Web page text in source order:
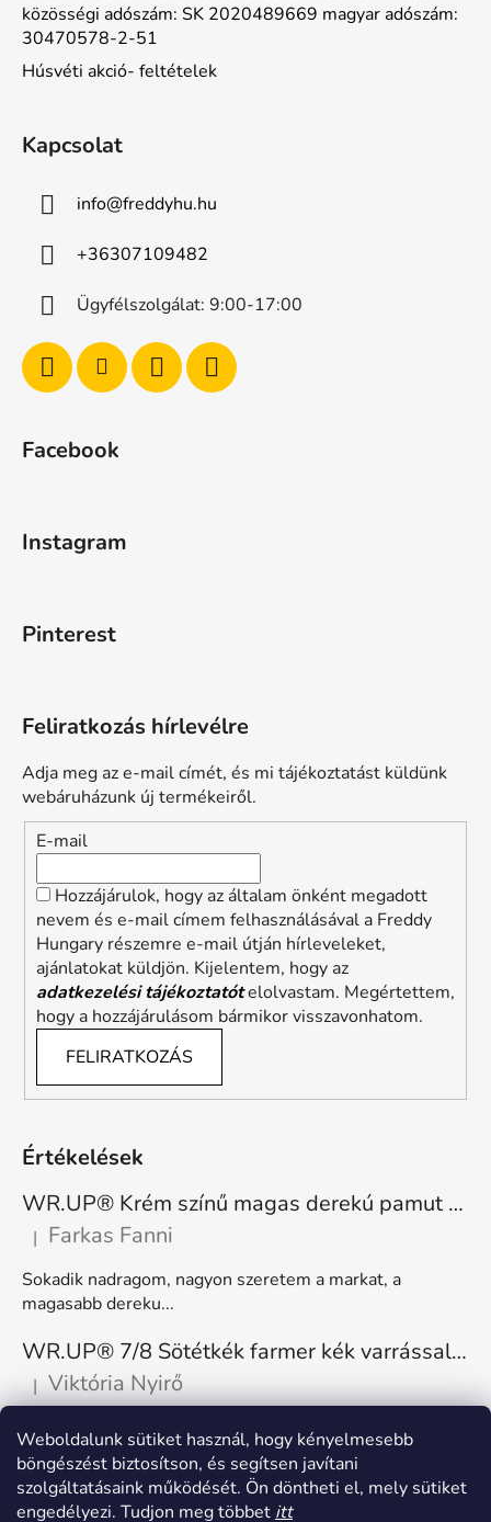
Weboldalunk sütiket használ, hogy kényelmesebb
böngészést biztosítson, és segítsen javítani
szolgáltatásaink működését. Ön döntheti el, mely sütiket
engedélyezi. Tudjon meg többet itt
közösségi adószám: SK 2020489669 magyar adószám:
30470578-2-51
Húsvéti akció- feltételek
Kapcsolat
info@freddyhu.hu
+36307109482
Ügyfélszolgálat: 9:00-17:00
Facebook
Instagram
Pinterest
Feliratkozás hírlevélre
Adja meg az e-mail címét, és mi tájékoztatást küldünk
webáruházunk új termékeiről.
E-mail
Hozzájárulok, hogy az általam önként megadott
nevem és e-mail címem felhasználásával a Freddy
Hungary részemre e-mail útján hírleveleket,
ajánlatokat küldjön. Kijelentem, hogy az
adatkezelési tájékoztatótelolvastam. Megértettem,
hogy a hozzájárulásom bármikor visszavonhatom.
FELIRATKOZÁS
Értékelések
WR.UP® Krém színű magas derekú pamut nadrág RE(MOVE) WRUP1HC001ORG, Z40
A termék értékelése 5-ből 5 csillag.
| Farkas Fanni
Sokadik nadragom, nagyon szeretem a markat, a
magasabb dereku...
WR.UP® 7/8 Sötétkék farmer kék varrással, superskinny RE(MOVE) WRUP4RC002ORG, J0B
A termék értékelése 5-ből 5 csillag.
| Viktória Nyirő
Nagyon kényelmes, rugalmas. Méretnek megfelelő.